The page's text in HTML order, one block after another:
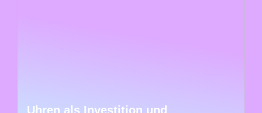
Uhren als Investition und